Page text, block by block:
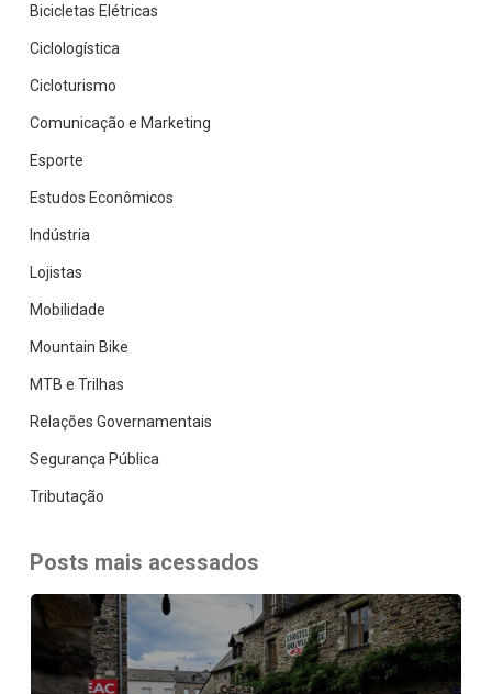
Bicicletas Elétricas
Ciclologística
Cicloturismo
Comunicação e Marketing
Esporte
Estudos Econômicos
Indústria
Lojistas
Mobilidade
Mountain Bike
MTB e Trilhas
Relações Governamentais
Segurança Pública
Tributação
Posts mais acessados